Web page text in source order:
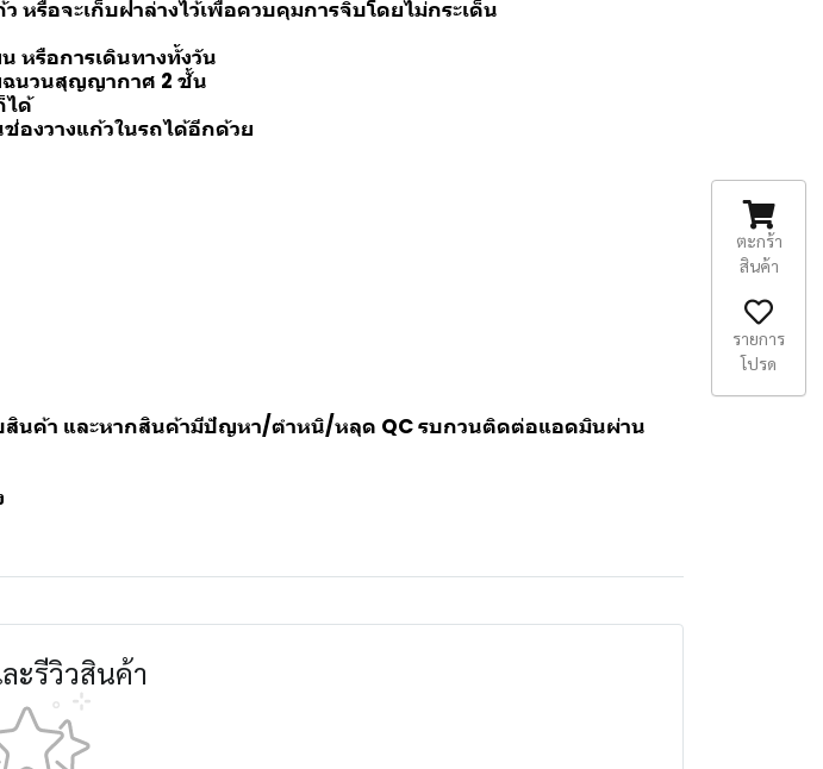
รือจะเก็บฝาล่างไว้เพื่อควบคุมการจิบโดยไม่กระเด็น
หรือการเดินทางทั้งวัน
ฉนวนสุญญากาศ 2 ชั้น
ได้
องวางแก้วในรถได้อีกด้วย
นค้า และหากสินค้ามีปัญหา/ตำหนิ/หลุด QC รบกวนติดต่อแอดมินผ่าน
ะรีวิวสินค้า
ตะกร้า
สินค้า
รายการ
โปรด